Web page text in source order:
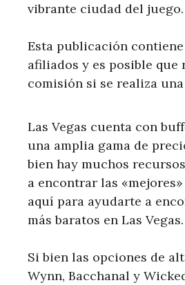
vibrante ciudad del juego.
Esta publicación
afiliados y es posible que
comisión si se realiza
Las Vegas cuenta con
una amplia gama de
bien hay muchos
a encontrar las
aquí para ayudarte a
más baratos en Las Vegas.
Si bien las opciones de
Wynn, Bacchanal y